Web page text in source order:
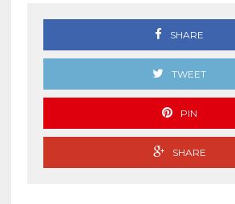
SHARE
TWEET
PIN
SHARE